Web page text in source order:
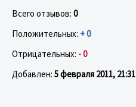
Всего отзывов: 0
Положительных: + 0
Отрицательных: - 0
Добавлен: 5 февраля 2011, 21:31